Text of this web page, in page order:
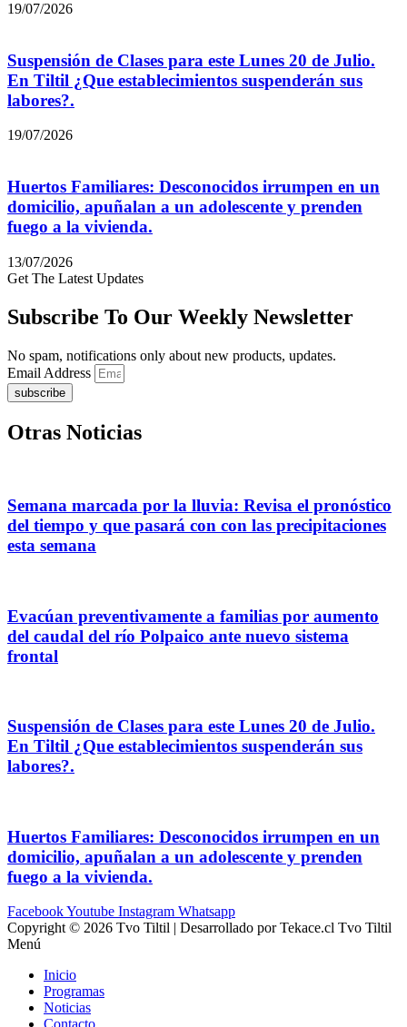
19/07/2026
Suspensión de Clases para este Lunes 20 de Julio.
En Tiltil ¿Que establecimientos suspenderán sus
labores?.
19/07/2026
Huertos Familiares: Desconocidos irrumpen en un
domicilio, apuñalan a un adolescente y prenden
fuego a la vivienda.
13/07/2026
Get The Latest Updates
Subscribe To Our Weekly Newsletter
No spam, notifications only about new products, updates.
Email Address
subscribe
Otras Noticias
Semana marcada por la lluvia: Revisa el pronóstico
del tiempo y que pasará con con las precipitaciones
esta semana
Evacúan preventivamente a familias por aumento
del caudal del río Polpaico ante nuevo sistema
frontal
Suspensión de Clases para este Lunes 20 de Julio.
En Tiltil ¿Que establecimientos suspenderán sus
labores?.
Huertos Familiares: Desconocidos irrumpen en un
domicilio, apuñalan a un adolescente y prenden
fuego a la vivienda.
FacebookYoutube Instagram Whatsapp
Copyright © 2026 Tvo Tiltil | Desarrollado por Tekace.cl Tvo Tiltil
Menú
Inicio
Programas
Noticias